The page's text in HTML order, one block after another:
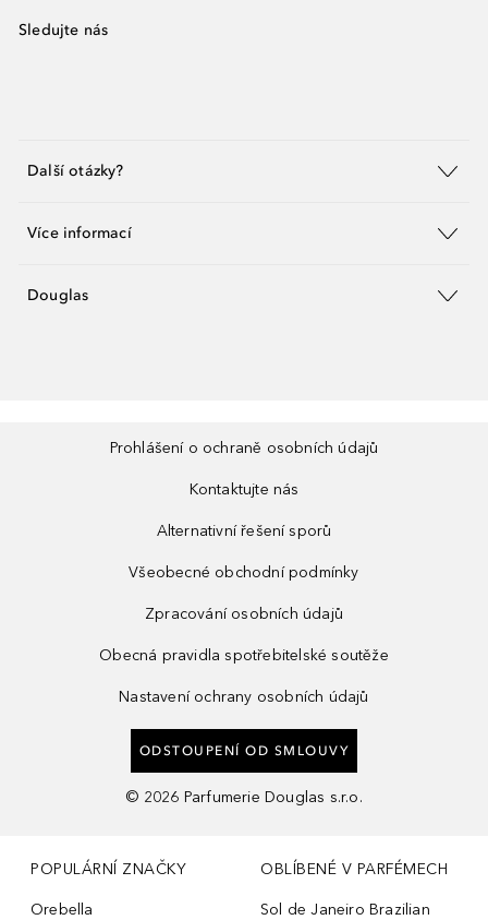
Sledujte nás
Další otázky?
Více informací
Douglas
Prohlášení o ochraně osobních údajů
Kontaktujte nás
Alternativní řešení sporů
Všeobecné obchodní podmínky
Zpracování osobních údajů
Obecná pravidla spotřebitelské soutěže
Nastavení ochrany osobních údajů
ODSTOUPENÍ OD SMLOUVY
© 2026 Parfumerie Douglas s.r.o.
POPULÁRNÍ ZNAČKY
Orebella
OBLÍBENÉ V PARFÉMECH
Sol de Janeiro Brazilian